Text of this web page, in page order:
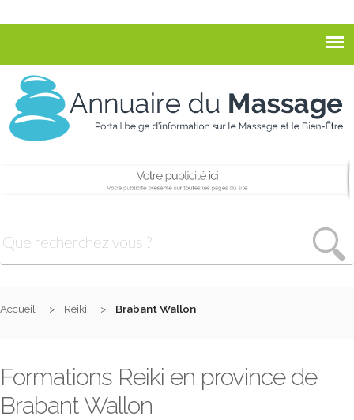
Accueil Reiki Brabant Wallon
Formations Reiki en province de
Brabant Wallon